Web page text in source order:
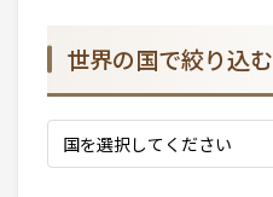
世界の国で絞り込む